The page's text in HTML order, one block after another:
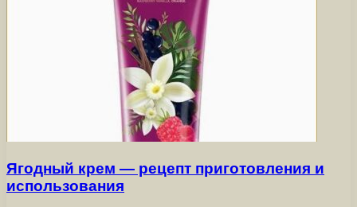
Ягодный крем — рецепт приготовления и
использования